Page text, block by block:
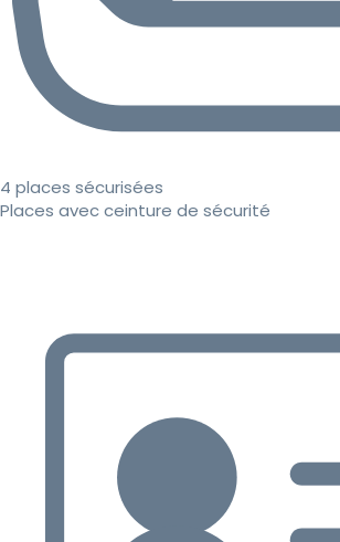
4 places sécurisées
Places avec ceinture de sécurité